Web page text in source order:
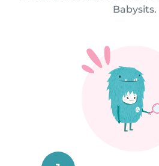
Babysits.